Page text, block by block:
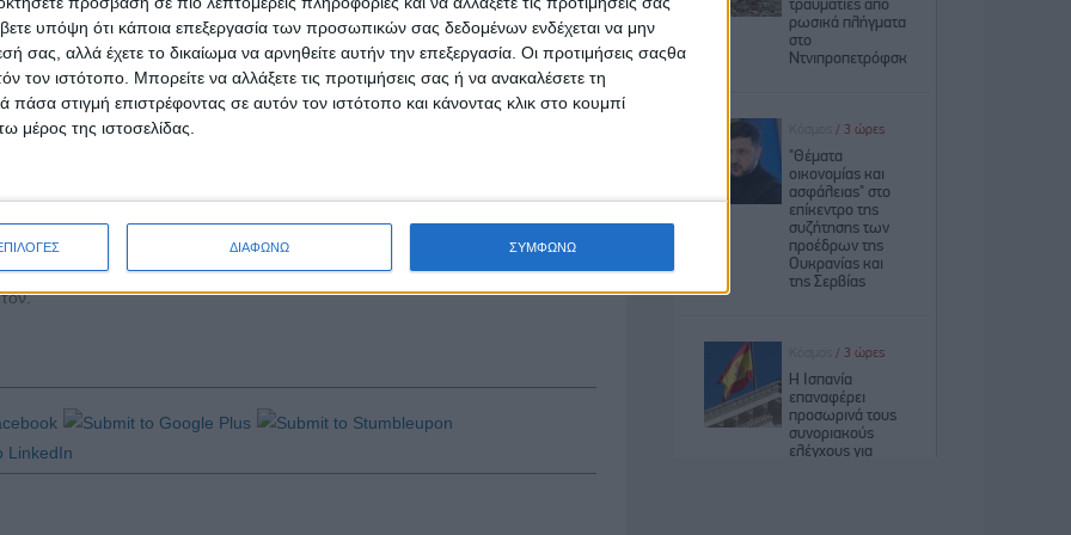
υπόψη ότι κάποια επεξεργασία των προσωπικών σας δεδομένων ενδέχεται να μην
σας, αλλά έχετε το δικαίωμα να αρνηθείτε αυτήν την επεξεργασία. Οι προτιμήσεις σαςθα
τον ιστότοπο. Μπορείτε να αλλάξετε τις προτιμήσεις σας ή να ανακαλέσετε τη
στιγμή επιστρέφοντας σε αυτόν τον ιστότοπο και κάνοντας κλικ στο κουμπί
μέρος της ιστοσελίδας.
ΔΙΑΦΩΝΩ ΣΥΜΦΩΝΩ
(ως επικεφαλής των ομάδων) μέσω της ιστοσελίδας
.
η προθεσμία υποβολής αιτήσεων λήγει στις
της ιδέα, το επιχειρηματικό σχέδιο (business plan), την
παρουσίαση του τελικού προϊόντος/υπηρεσίας.
και προσδοκούμε στην ενημέρωση και κινητοποίηση των μαθητριών/